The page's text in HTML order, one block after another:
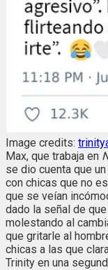
Image credits:
Max, que trabaja en
se dio cuenta que
con chicas que no
que se veían
dado la señal de
molestando al
que gritarle al
chicas a las que
Trinity en una